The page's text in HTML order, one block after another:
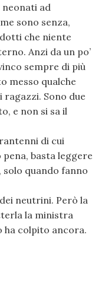
ad
sono senza,
che niente
Anzi da un po’
sempre di più
messo qualche
Sono due
e non si sa il
di cui
basta leggere
quando fanno
neutrini. Però la
la ministra
ha colpito ancora.